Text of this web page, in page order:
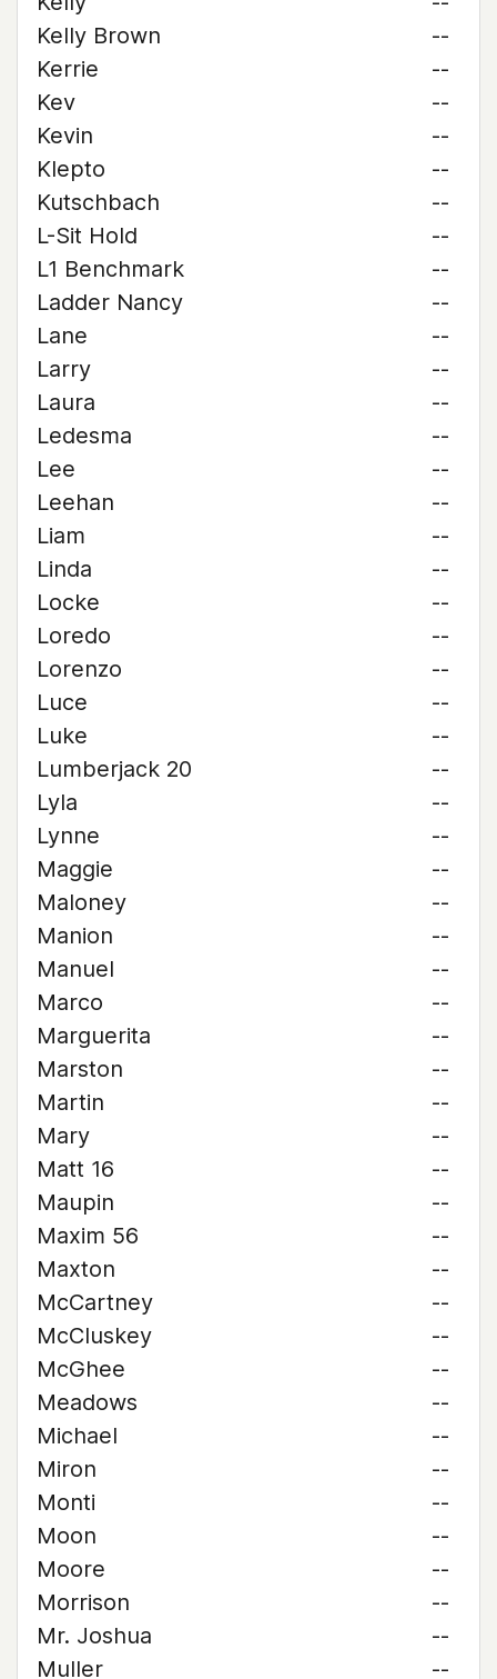
Kelly Brown
--
Kerrie
--
Kev
--
Kevin
--
Klepto
--
Kutschbach
--
L-Sit Hold
--
L1 Benchmark
--
Ladder Nancy
--
Lane
--
Larry
--
Laura
--
Ledesma
--
Lee
--
Leehan
--
Liam
--
Linda
--
Locke
--
Loredo
--
Lorenzo
--
Luce
--
Luke
--
Lumberjack 20
--
Lyla
--
Lynne
--
Maggie
--
Maloney
--
Manion
--
Manuel
--
Marco
--
Marguerita
--
Marston
--
Martin
--
Mary
--
Matt 16
--
Maupin
--
Maxim 56
--
Maxton
--
McCartney
--
McCluskey
--
McGhee
--
Meadows
--
Michael
--
Miron
--
Monti
--
Moon
--
Moore
--
Morrison
--
Mr. Joshua
--
Muller
--